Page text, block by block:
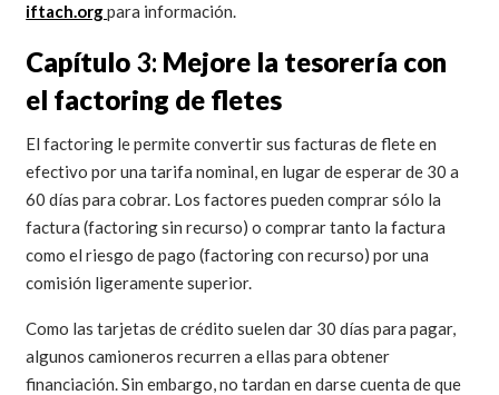
iftach.orgpara información.
Capítulo 3: Mejore la tesorería con
el factoring de fletes
El factoring le permite convertir sus facturas de flete en
efectivo por una tarifa nominal, en lugar de esperar de 30 a
60 días para cobrar. Los factores pueden comprar sólo la
factura (factoring sin recurso) o comprar tanto la factura
como el riesgo de pago (factoring con recurso) por una
comisión ligeramente superior.
Como las tarjetas de crédito suelen dar 30 días para pagar,
algunos camioneros recurren a ellas para obtener
financiación. Sin embargo, no tardan en darse cuenta de que